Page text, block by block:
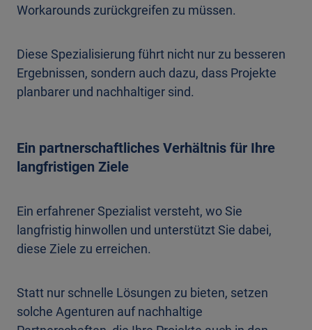
Workarounds zurückgreifen zu müssen.
Diese Spezialisierung führt nicht nur zu besseren
Ergebnissen, sondern auch dazu, dass Projekte
planbarer und nachhaltiger sind.
Ein partnerschaftliches Verhältnis für Ihre
langfristigen Ziele
Ein erfahrener Spezialist versteht, wo Sie
langfristig hinwollen und unterstützt Sie dabei,
diese Ziele zu erreichen.
Statt nur schnelle Lösungen zu bieten, setzen
solche Agenturen auf nachhaltige